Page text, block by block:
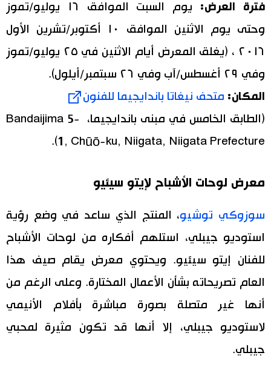
فترة العرض:
يوم السبت الموافق ١٦ يوليو/تموز
وحتى يوم الاثنين الموافق ١٠ أكتوبر/تشرين الأول
٢٠١٦ ، (يغلق المعرض أيام الاثنين في ٢٥ يوليو/تموز
وفي ٢٩ أغسطس/آب وفي ٢٦ سبتمبر/أيلول).
المكان: متحف نيغاتا باندايجيما للفنون
(الطابق الخامس في مبنى باندايجيما، Bandaijima 5-
1, Chūō-ku, Niigata, Niigata Prefecture).
معرض لوحات الأشباح لإيتو سيئيو
سوزوكي توشيو، المنتج الذي ساعد في وضع رؤية
استوديو جيبلي، استلهم أفكاره من لوحات الأشباح
للفنان إيتو سيئيو. ويحتوي معرض يقام صيف هذا
العام تصريحاته بشأن الأعمال المختارة. وعلى الرغم من
أنها غير متصلة بصورة مباشرة بأفلام الأنيمي
لاستوديو جيبلي، إلا أنها قد تكون مثيرة لمحبي
جيبلي.